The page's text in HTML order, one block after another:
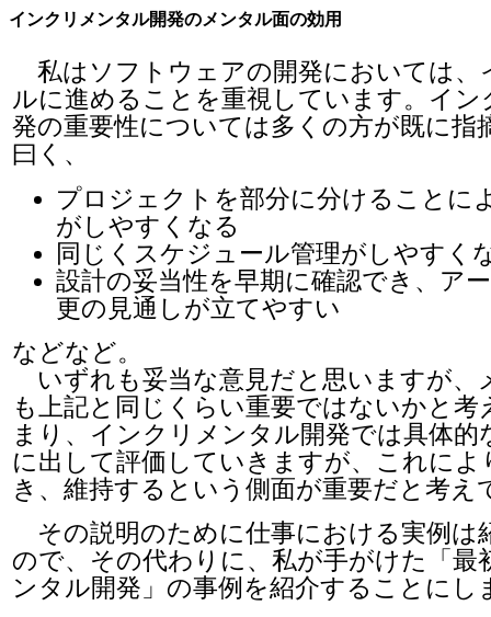
インクリメンタル開発のメンタル面の効用
私はソフトウェアの開発においては、
ルに進めることを重視しています。イン
発の重要性については多くの方が既に指
曰く、
プロジェクトを部分に分けることに
がしやすくなる
同じくスケジュール管理がしやすく
設計の妥当性を早期に確認でき、ア
更の見通しが立てやすい
などなど。
いずれも妥当な意見だと思いますが、
も上記と同じくらい重要ではないかと考
まり、インクリメンタル開発では具体的
に出して評価していきますが、これによ
き、維持するという側面が重要だと考え
その説明のために仕事における実例は
ので、その代わりに、私が手がけた「最
ンタル開発」の事例を紹介することにし